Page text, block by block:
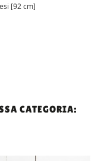
[92 cm]
CATEGORIA: